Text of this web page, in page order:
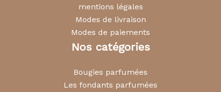
mentions légales
Modes de livraison
Modes de paiements
Nos catégories
Bougies parfumées
Les fondants parfumées